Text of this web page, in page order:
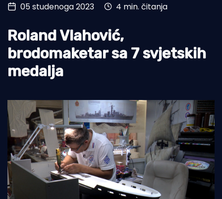
Turizam i nautika
Pomorstvo
Ribolov
Ekologija
05 studenoga 2023 4 min. čitanja
Roland Vlahović,
brodomaketar sa 7 svjetskih
medalja